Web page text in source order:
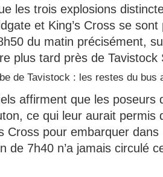
les trois explosions
et King’s Cross se sont
du matin précisément,
plus tard près de Tavistock
de Tavistock : les restes du bus
affirment que les poseurs
ce qui leur aurait permis
Cross pour embarquer
de 7h40 n’a jamais circulé